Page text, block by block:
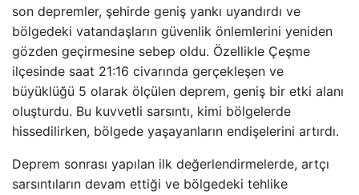
son depremler, şehirde geniş yankı uyandırdı ve
bölgedeki vatandaşların güvenlik önlemlerini yeniden
gözden geçirmesine sebep oldu. Özellikle Çeşme
ilçesinde saat 21:16 civarında gerçekleşen ve
büyüklüğü 5 olarak ölçülen deprem, geniş bir etki alanı
oluşturdu. Bu kuvvetli sarsıntı, kimi bölgelerde
hissedilirken, bölgede yaşayanların endişelerini artırdı.
Deprem sonrası yapılan ilk değerlendirmelerde, artçı
sarsıntıların devam ettiği ve bölgedeki tehlike